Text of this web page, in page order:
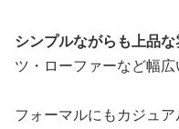
シンプルながらも上品
ツ・ローファーなど幅広
フォーマルにもカジュ